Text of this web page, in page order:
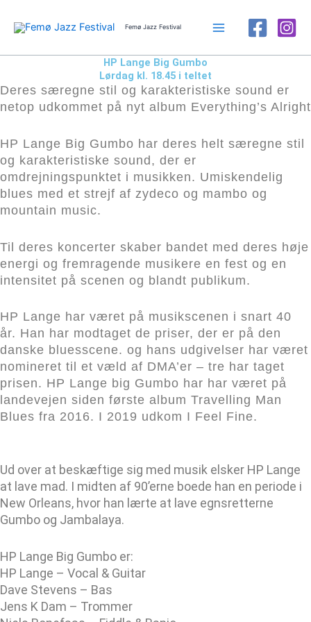
Femø Jazz Festival
HP Lange Big Gumbo
Lørdag kl. 18.45 i teltet
Deres særegne stil og karakteristiske sound er
netop udkommet på nyt album Everything’s Alright
HP Lange Big Gumbo har deres helt særegne stil
og karakteristiske sound, der er
omdrejningspunktet i musikken. Umiskendelig
blues med et strejf af zydeco og mambo og
mountain music.
Til deres koncerter skaber bandet med deres høje
energi og fremragende musikere en fest og en
intensitet på scenen og blandt publikum.
HP Lange har været på musikscenen i snart 40
år. Han har modtaget de priser, der er på den
danske bluesscene. og hans udgivelser har været
nomineret til et væld af DMA’er – tre har taget
prisen. HP Lange big Gumbo har har været på
landevejen siden første album Travelling Man
Blues fra 2016. I 2019 udkom I Feel Fine.
Ud over at beskæftige sig med musik elsker HP Lange
at lave mad. I midten af 90’erne boede han en periode i
New Orleans, hvor han lærte at lave egnsretterne
Gumbo og Jambalaya.
HP Lange Big Gumbo er:
HP Lange – Vocal & Guitar
Dave Stevens – Bas
Jens K Dam – Trommer